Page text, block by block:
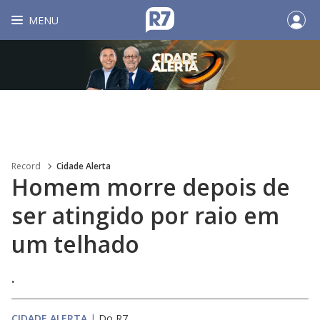
MENU
Record Cidade Alerta
Homem morre depois de
ser atingido por raio em
um telhado
.